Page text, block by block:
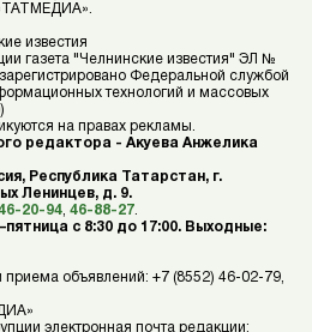
известия
газета "Челнинские известия" ЭЛ №
Федеральной службой
технологий и массовых
на правах рекламы.
редактора - Акуева Анжелика
Республика Татарстан, г.
Ленинцев, д. 9.
20-94 46-88-27
с 8:30 до 17:00. Выходные:
объявлений: +7 (8552) 46-02-79,
электронная почта редакции: